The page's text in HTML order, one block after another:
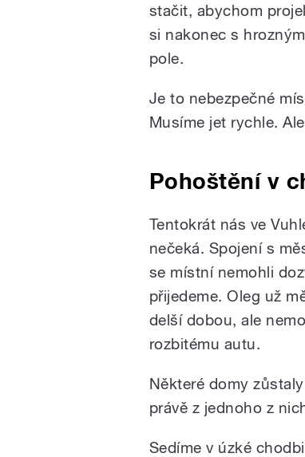
stačit, abychom
si nakonec s
pole.
Je to nebezpečné
Musíme jet rychle.
Pohoštění v
Tentokrát nás ve
nečeká. Spojení s
se místní nemohli
přijedeme. Oleg už
delší dobou, ale
rozbitému autu.
Některé domy
právě z jednoho z
Sedíme v úzké